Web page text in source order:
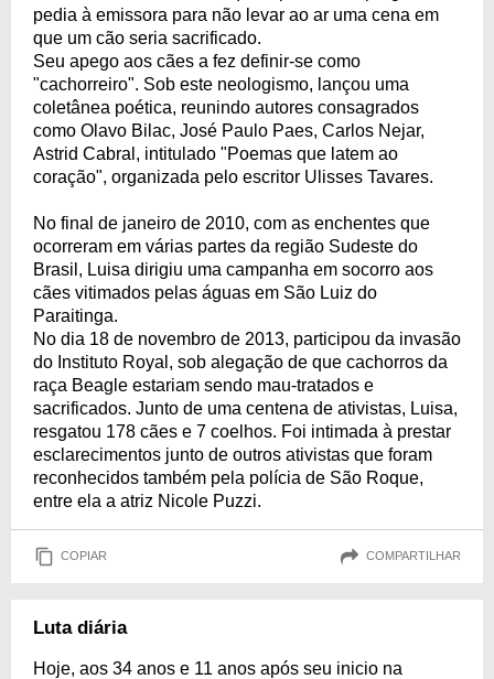
pedia à emissora para não levar ao ar uma cena em
que um cão seria sacrificado.
Seu apego aos cães a fez definir-se como
"cachorreiro". Sob este neologismo, lançou uma
coletânea poética, reunindo autores consagrados
como Olavo Bilac, José Paulo Paes, Carlos Nejar,
Astrid Cabral, intitulado "Poemas que latem ao
coração", organizada pelo escritor Ulisses Tavares.
No final de janeiro de 2010, com as enchentes que
ocorreram em várias partes da região Sudeste do
Brasil, Luisa dirigiu uma campanha em socorro aos
cães vitimados pelas águas em São Luiz do
Paraitinga.
No dia 18 de novembro de 2013, participou da invasão
do Instituto Royal, sob alegação de que cachorros da
raça Beagle estariam sendo mau-tratados e
sacrificados. Junto de uma centena de ativistas, Luisa,
resgatou 178 cães e 7 coelhos. Foi intimada à prestar
esclarecimentos junto de outros ativistas que foram
reconhecidos também pela polícia de São Roque,
entre ela a atriz Nicole Puzzi.
COPIAR COMPARTILHAR
Luta diária
Hoje, aos 34 anos e 11 anos após seu inicio na